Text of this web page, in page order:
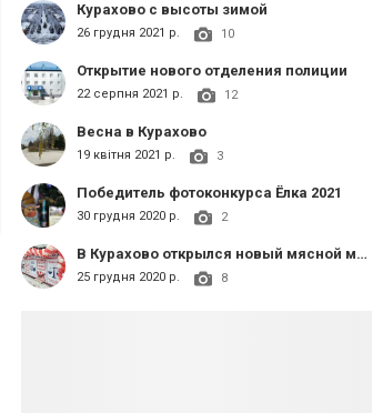
Курахово с высоты зимой
26 грудня 2021 р. 10
Открытие нового отделения полиции
22 серпня 2021 р. 12
Весна в Курахово
19 квітня 2021 р. 3
Победитель фотоконкурса Ёлка 2021
30 грудня 2020 р. 2
В Курахово открылся новый мясной магазин
25 грудня 2020 р. 8